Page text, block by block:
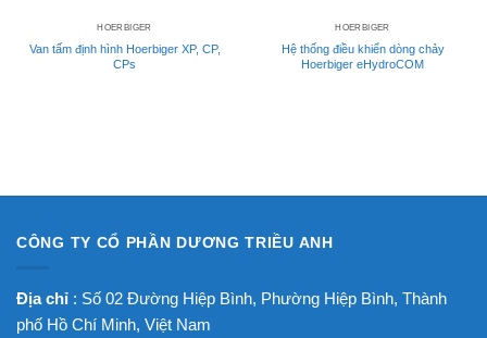
HOERBIGER
Van tấm định hình Hoerbiger XP, CP,
CPs
HOERBIGER
Hệ thống điều khiển dòng chảy
Hoerbiger eHydroCOM
CÔNG TY CỔ PHẦN DƯƠNG TRIỀU ANH
Địa chỉ : Số 02 Đường Hiệp Bình, Phường Hiệp Bình, Thành
phố Hồ Chí Minh, Việt Nam